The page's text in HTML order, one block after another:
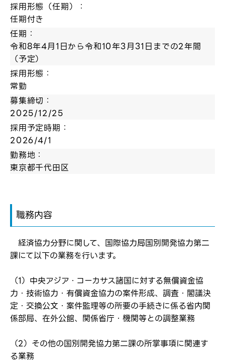
弊社ホームページの求人票をみて
弊社ホームページの求人票をみて
応募し、転職を決めた方
ログイン
お気に入り登録にはログインが必要です
メールアドレス
採用形態（任期）：
任期付き
任期：
令和8年4月1日から令和10年3月31日までの2年間
（予定）
採用形態：
常勤
募集締切：
2025/12/25
採用予定時期：
2026/4/1
勤務地：
東京都千代田区
職務内容
経済協力分野に関して、国際協力局国別開発協力第二
課にて以下の業務を行います。
（1）中央アジア・コーカサス諸国に対する無償資金協
力・技術協力・有償資金協力の案件形成、調査・閣議決
定・交換公文・案件監理等の所要の手続きに係る省内関
係部局、在外公館、関係省庁・機関等との調整業務
（2）その他の国別開発協力第二課の所掌事項に関連す
る業務